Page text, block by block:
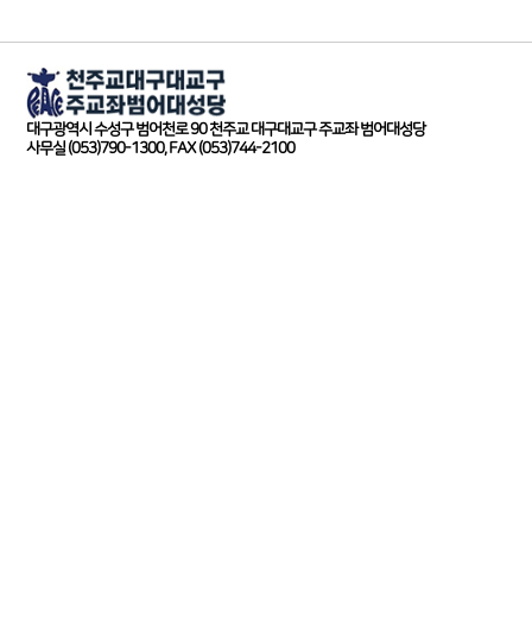
대구광역시 수성구 범어천로 90 천주교 대구대교구 주교좌 범어대성당
사무실 (053)790-1300, FAX (053)744-2100